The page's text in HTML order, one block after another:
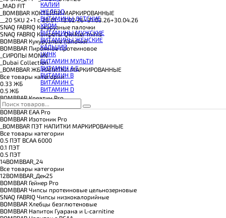
ПОЛЕЗНЫЕ ЖИРЫ
ПРОТЕИН
ПРОТЕИНОВОЕ ПЕЧЕНЬЕ
ПРОТЕИНОВЫЕ БАТОНЧИКИ
ПРОТЕИНОВЫЕ КАШИ
ТЕСТОБУСТЕРЫ
ЦИТРУЛЛИН МАЛАТ
ПРЕДТРЕНИРОВОЧНЫЕ КОМПЛЕКСЫ
ЭНЕРГЕТИКИ И ЖИРОСЖИГАТЕЛИ#
КАЛИЙ
ЖЕЛЕЗО
ВИТАМИНЫ ДЕТСКИЕ
ХРОМ
ВИТАМИНЫ МУЖСКИЕ
ВИТАМИНЫ ЖЕНСКИЕ
КАЛЬЦИЙ
ЦИНК
ВИТАМИН МУЛЬТИ
ВИТАМИН A E
ВИТАМИН B
ВИТАМИН C
ВИТАМИН D
_MAD FIT
_BOMBBAR КОКТЕЙЛИ МАРКИРОВАННЫЕ
__20 SKU 2+1 с 28.01.-18.02.26+31.03.26+30.04.26
SNAQ FABRIQ Кукурузные палочки
SNAQ FABRIQ Конфеты Qwikler minis
BOMBBAR Кукурузные палочки
BOMBBAR Пирожное протеиновое
_CИРОПЫ MONIN
_Dubai Collection
_BOMBBAR ЖБ НАПИТКИ МАРКИРОВАННЫЕ
Все товары категории
0.33 ЖБ
0.5 ЖБ
BOMBBAR Креатин Pro
BOMBBAR Amino Energy Pro
BOMBBAR EAA Pro
BOMBBAR Изотоник Pro
_BOMBBAR ПЭТ НАПИТКИ МАРКИРОВАННЫЕ
Все товары категории
0.5 ПЭТ ВСАА 6000
0.1 ПЭТ
0.5 ПЭТ
14BOMBBAR_24
Все товары категории
12BOMBBAR_Дек25
BOMBBAR Гейнер Pro
BOMBBAR Чипсы протеиновые цельнозерновые
SNAQ FABRIQ Чипсы низкокалорийные
BOMBBAR Хлебцы безглютеновые
BOMBBAR Напиток Гуарана и L-carnitine